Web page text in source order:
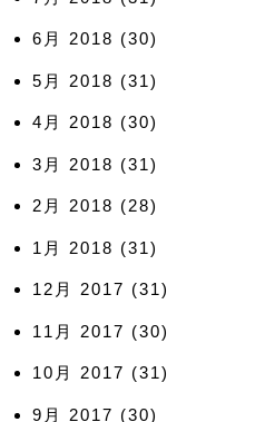
6月 2018 (30)
5月 2018 (31)
4月 2018 (30)
3月 2018 (31)
2月 2018 (28)
1月 2018 (31)
12月 2017 (31)
11月 2017 (30)
10月 2017 (31)
9月 2017 (30)